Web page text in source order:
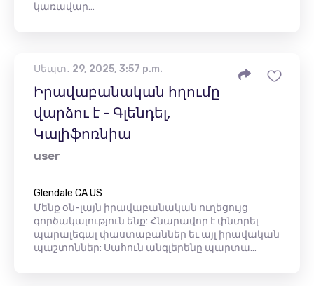
կառավար…
Սեպտ․ 29, 2025, 3:57 p.m.
Իրավաբանական հղումը
վարձու է - Գլենդել,
Կալիֆոռնիա
user
Glendale CA US
Մենք օն-լայն իրավաբանական ուղեցույց
գործակալություն ենք: Հնարավոր է փնտրել
պարալեգալ փաստաբաններ եւ այլ իրավական
պաշտոններ: Սահուն անգլերենը պարտա…